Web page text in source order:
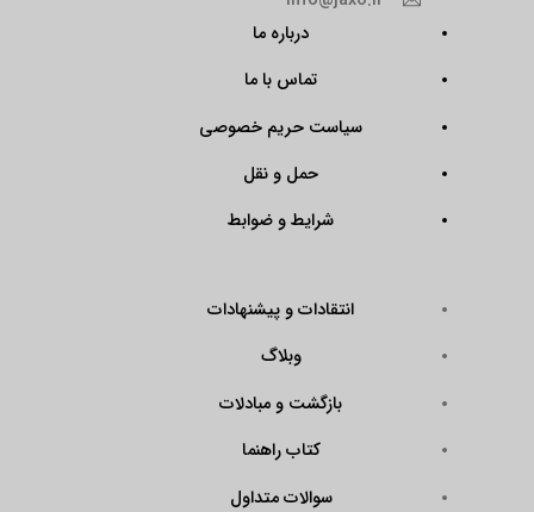
درباره ما
تماس با ما
سیاست حریم خصوصی
حمل و نقل
شرایط و ضوابط
انتقادات و پیشنهادات
وبلاگ
بازگشت و مبادلات
کتاب راهنما
سوالات متداول